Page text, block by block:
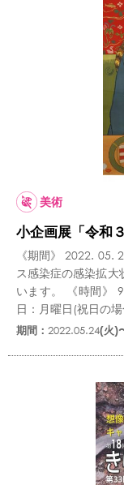
美術
小企画展「令和
《期間》 2022. 05.
ス感染症の感染拡
います。 《時間》
日：月曜日(祝日の
期間： 2022.05.24(火)